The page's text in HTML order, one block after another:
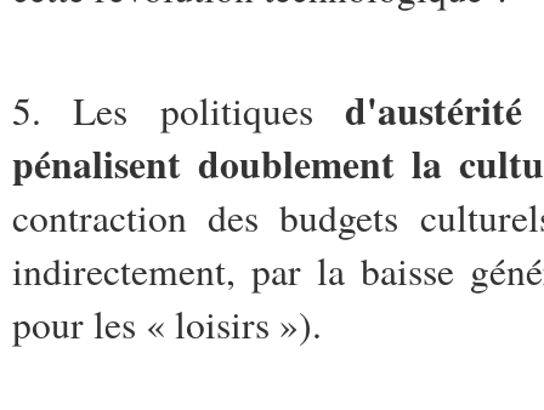
5. Les politiques
pénalisent doublement la
contraction des budgets
indirectement, par la baisse
pour les « loisirs »).